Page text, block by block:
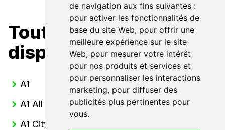
de navigation aux fins suivantes :
pour activer les fonctionnalités de
base du site Web, pour offrir une
meilleure expérience sur le site
Web, pour mesurer votre intérêt
pour nos produits et services et
pour personnaliser les interactions
marketing, pour diffuser des
publicités plus pertinentes pour
vous.
Toutes nos Audi
disponibles
A1
A1 All Street
A1 CityCarver